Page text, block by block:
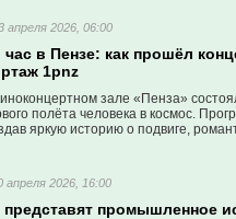
апреля 2026, 06:00
в Пензе: как прошёл
1pnz
зале «Пенза»
полёта человека в космос.
яркую историю о подвиге,
апреля 2026, 16:00
промышленное